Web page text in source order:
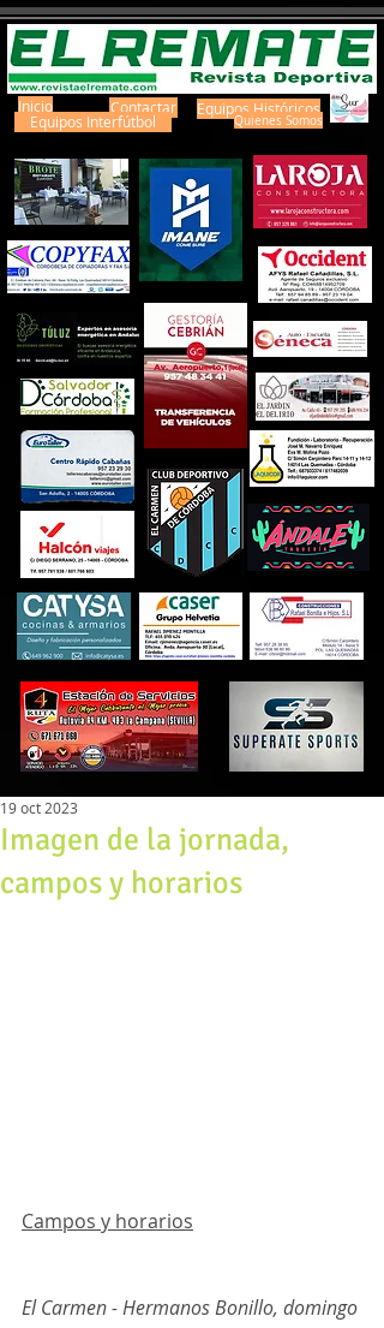
Inicio Contactar
Equipos Interfútbol
Equipos Históricos
Quienes Somos
Imagen de la jornada,
campos y horarios
19 oct 2023
Campos y horarios
El Carmen - Hermanos Bonillo, domingo